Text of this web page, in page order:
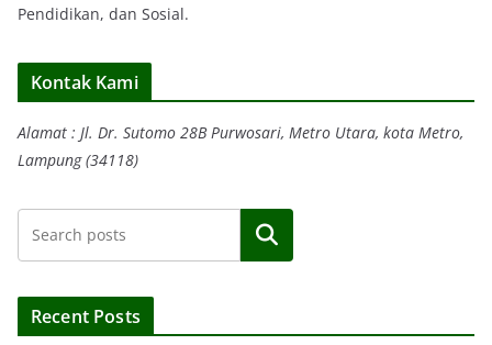
Pendidikan, dan Sosial.
Kontak Kami
Alamat : Jl. Dr. Sutomo 28B Purwosari, Metro Utara, kota Metro,
Lampung (34118)
Search
Recent Posts